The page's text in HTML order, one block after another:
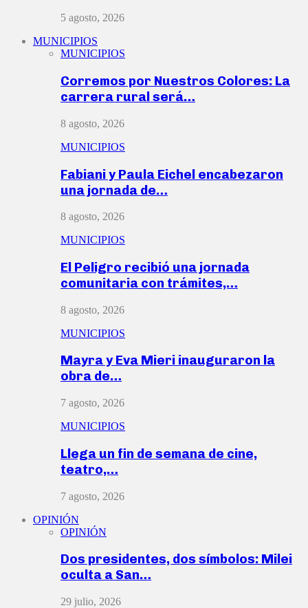
5 agosto, 2026
MUNICIPIOS
MUNICIPIOS
Corremos por Nuestros Colores: La
carrera rural será…
8 agosto, 2026
MUNICIPIOS
Fabiani y Paula Eichel encabezaron
una jornada de…
8 agosto, 2026
MUNICIPIOS
El Peligro recibió una jornada
comunitaria con trámites,…
8 agosto, 2026
MUNICIPIOS
Mayra y Eva Mieri inauguraron la
obra de…
7 agosto, 2026
MUNICIPIOS
Llega un fin de semana de cine,
teatro,…
7 agosto, 2026
OPINIÓN
OPINIÓN
Dos presidentes, dos símbolos: Milei
oculta a San…
29 julio, 2026